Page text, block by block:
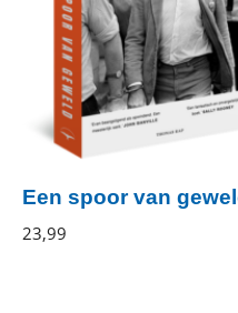
Een spoor van
Mark
23,99